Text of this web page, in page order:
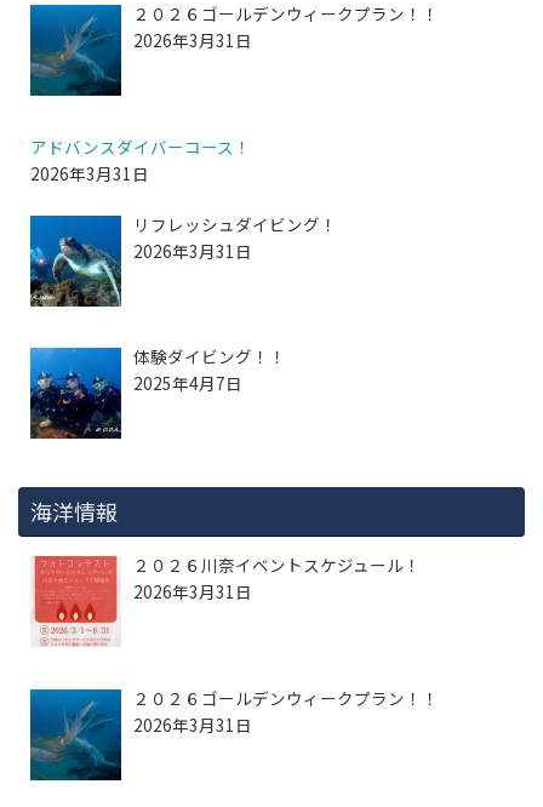
２０２６ゴールデンウィークプラン！！
2026年3月31日
アドバンスダイバーコース！
2026年3月31日
リフレッシュダイビング！
2026年3月31日
体験ダイビング！！
2025年4月7日
海洋情報
２０２６川奈イベントスケジュール！
2026年3月31日
２０２６ゴールデンウィークプラン！！
2026年3月31日